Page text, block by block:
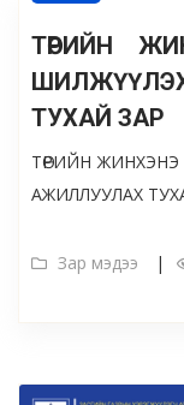
ТӨРИЙН
ТУХАЙ ЗАР
ТӨРИЙН
АЖИЛЛУУЛАХ
Зар мэдээ